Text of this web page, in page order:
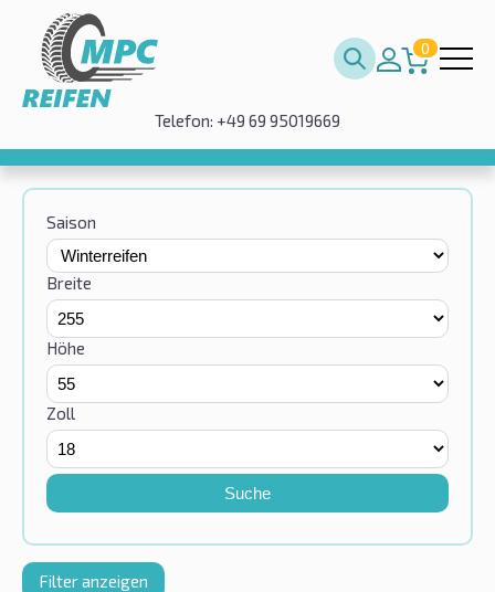
0
Telefon: +49 69 95019669
Saison
Breite
Höhe
Zoll
Suche
Filter anzeigen